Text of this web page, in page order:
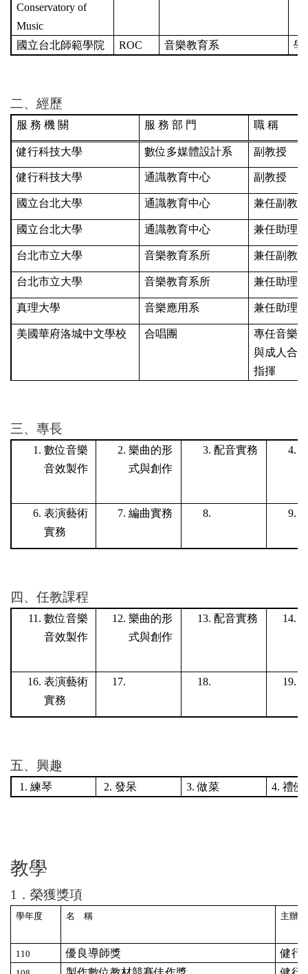
Conservatory of
Music
國立台北師範學院 ROC 音樂教育系 學
二、經歷
服 務 機 關 服 務 部 門 職 稱
健行科技大學 數位多媒體設計系 副教授
健行科技大學 通識教育中心 副教授
國立台北大學 通識教育中心 兼任副教
國立台北大學 通識教育中心 兼任助理
台北市立大學 音樂教育系所 兼任副教
台北市立大學 音樂教育系所 兼任助理
真理大學 音樂應用系 兼任助理
美國華府洛城中文學校 合唱團
專任音樂
與成人合
指揮
三、專長
數位音樂
音效製作
樂曲的形
式與創作
配音實務
表演藝術
實務
編曲實務
四、任教課程
數位音樂
音效製作
樂曲的形
式與創作
配音實務
表演藝術
實務
五、興趣
1.練琴 2.發呆 3.做菜 4.禮佛
教學
1 ．榮獲獎項
學年度 名 稱 主辦
110 優良導師獎 健行